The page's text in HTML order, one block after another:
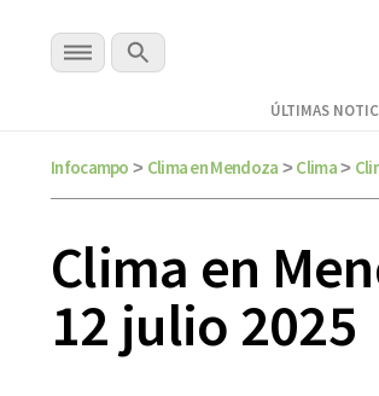
ÚLTIMAS
Infocampo > Clima en Mendoza > Clima>
Clima en
12 julio 2025